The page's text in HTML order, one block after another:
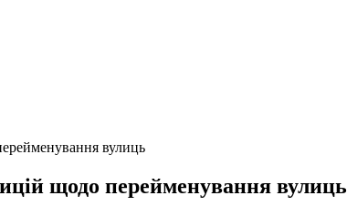
вулиць
щодо перейменування вулиць